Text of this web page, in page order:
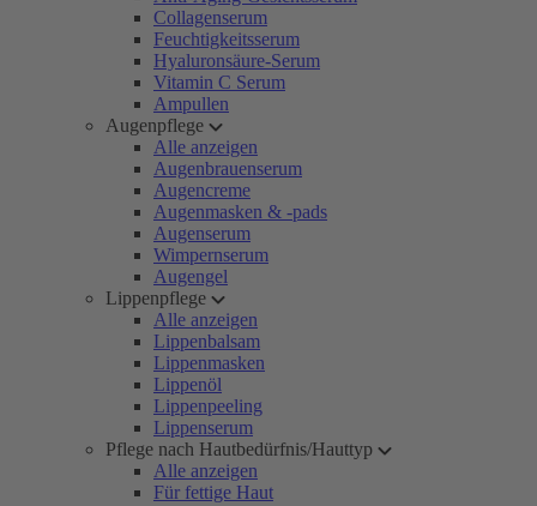
Collagenserum
Feuchtigkeitsserum
Hyaluronsäure-Serum
Vitamin C Serum
Ampullen
Augenpflege
Alle anzeigen
Augenbrauenserum
Augencreme
Augenmasken & -pads
Augenserum
Wimpernserum
Augengel
Lippenpflege
Alle anzeigen
Lippenbalsam
Lippenmasken
Lippenöl
Lippenpeeling
Lippenserum
Pflege nach Hautbedürfnis/Hauttyp
Alle anzeigen
Für fettige Haut